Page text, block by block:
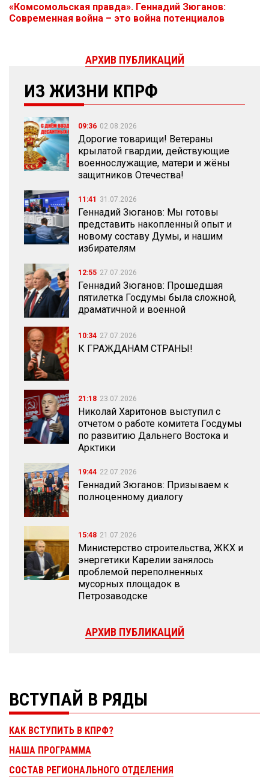
ИЗ ЖИЗНИ КПРФ
09:36 02.08.2026
Дорогие товарищи! Ветераны
крылатой гвардии, действующие
военнослужащие, матери и жёны
защитников Отечества!
11:41 31.07.2026
Геннадий Зюганов: Мы готовы
представить накопленный опыт и
новому составу Думы, и нашим
избирателям
12:55 27.07.2026
Геннадий Зюганов: Прошедшая
пятилетка Госдумы была сложной,
драматичной и военной
10:34 27.07.2026
К ГРАЖДАНАМ СТРАНЫ!
21:18 23.07.2026
Николай Харитонов выступил с
отчетом о работе комитета Госдумы
по развитию Дальнего Востока и
Арктики
19:44 22.07.2026
Геннадий Зюганов: Призываем к
полноценному диалогу
15:48 21.07.2026
Министерство строительства, ЖКХ и
энергетики Карелии занялось
проблемой переполненных
мусорных площадок в
Петрозаводске
АРХИВ ПУБЛИКАЦИЙ
«Комсомольская правда». Геннадий Зюганов:
Современная война – это война потенциалов
АРХИВ ПУБЛИКАЦИЙ
ВСТУПАЙ В РЯДЫ
КАК ВСТУПИТЬ В КПРФ?
НАША ПРОГРАММА
СОСТАВ РЕГИОНАЛЬНОГО ОТДЕЛЕНИЯ